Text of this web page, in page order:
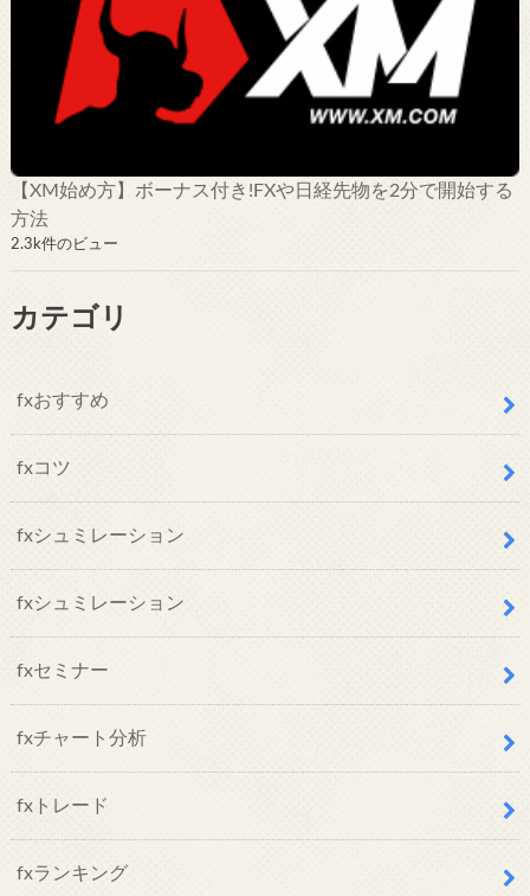
【XM始め方】ボーナス付き!FXや日経先物を2分で開始する
方法
2.3k件のビュー
カテゴリ
fxおすすめ
fxコツ
fxシュミレーション
fxシュミレーション
fxセミナー
fxチャート分析
fxトレード
fxランキング